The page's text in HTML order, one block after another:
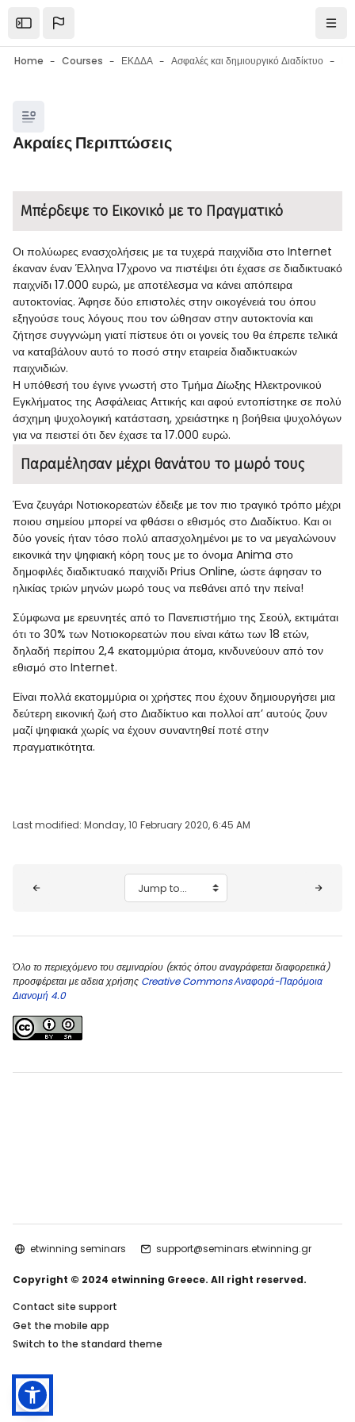
Open the sidebar
Home Courses ΕΚΔΔΑ Ασφαλές και δημιουργικό Διαδίκτυο
Blocks
Ακραίες Περιπτώσεις
Blocks
Μπέρδεψε το Εικονικό με το Πραγματικό
Οι πολύωρες ενασχολήσεις με τα τυχερά παιχνίδια στο Internet
έκαναν έναν Έλληνα 17χρονο να πιστέψει ότι έχασε σε διαδικτυακό
παιχνίδι 17.000 ευρώ, με αποτέλεσμα να κάνει απόπειρα
αυτοκτονίας. Άφησε δύο επιστολές στην οικογένειά του όπου
εξηγούσε τους λόγους που τον ώθησαν στην αυτοκτονία και
ζήτησε συγγνώμη γιατί πίστευε ότι οι γονείς του θα έπρεπε τελικά
να καταβάλουν αυτό το ποσό στην εταιρεία διαδικτυακών
παιχνιδιών.
Η υπόθεσή του έγινε γνωστή στο Τμήμα Δίωξης Ηλεκτρονικού
Εγκλήματος της Ασφάλειας Αττικής και αφού εντοπίστηκε σε πολύ
άσχημη ψυχολογική κατάσταση, χρειάστηκε η βοήθεια ψυχολόγων
για να πειστεί ότι δεν έχασε τα 17.000 ευρώ.
Παραμέλησαν μέχρι θανάτου το μωρό τους
Ένα ζευγάρι Νοτιοκορεατών έδειξε με τον πιο τραγικό τρόπο μέχρι
ποιου σημείου μπορεί να φθάσει ο εθισμός στο Διαδίκτυο. Και οι
δύο γονείς ήταν τόσο πολύ απασχολημένοι με το να μεγαλώνουν
εικονικά την ψηφιακή κόρη τους με το όνομα Anima στο
δημοφιλές διαδικτυακό παιχνίδι Prius Online, ώστε άφησαν το
ηλικίας τριών μηνών μωρό τους να πεθάνει από την πείνα!
Σύμφωνα με ερευνητές από το Πανεπιστήμιο της Σεούλ, εκτιμάται
ότι το 30% των Νοτιοκορεατών που είναι κάτω των 18 ετών,
δηλαδή περίπου 2,4 εκατομμύρια άτομα, κινδυνεύουν από τον
εθισμό στο Internet.
Είναι πολλά εκατομμύρια οι χρήστες που έχουν δημιουργήσει μια
δεύτερη εικονική ζωή στο Διαδίκτυο και πολλοί απ’ αυτούς ζουν
μαζί ψηφιακά χωρίς να έχουν συναντηθεί ποτέ στην
πραγματικότητα.
Last modified: Monday, 10 February 2020, 6:45 AM
Jump to...
Όλο το περιεχόμενο του σεμιναρίου (εκτός όπου αναγράφεται διαφορετικά)
προσφέρεται με αδεια χρήσης Creative Commons Αναφορά-Παρόμοια
Διανομή 4.0
etwinning seminars support@seminars.etwinning.gr
Copyright © 2024 etwinning Greece. All right reserved.
Contact site support
Get the mobile app
Switch to the standard theme